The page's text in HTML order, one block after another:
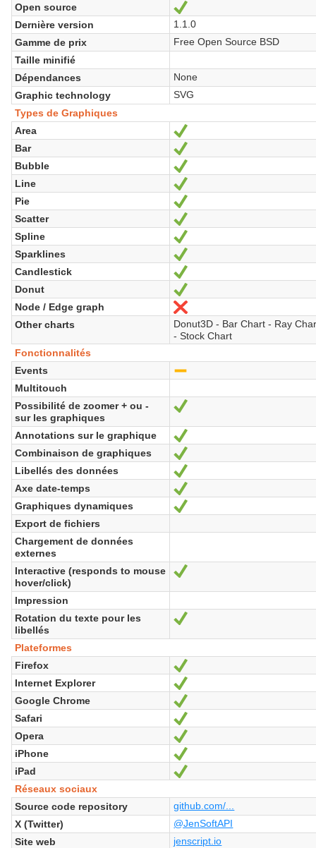
Open source
Dernière version
1.1.0
Gamme de prix
Free Open Source BSD
Taille minifié
Dépendances
None
Graphic technology
SVG
Types de Graphiques
Area
Oui
Bar
Bubble
Oui
Line
Pie
Oui
Scatter
Spline
Oui
Sparklines
Candlestick
Oui
Donut
Node / Edge graph
Non
Other charts
Donut3D - Bar Chart - Ray
- Stock Chart
Fonctionnalités
Events
Multitouch
Possibilité de zoomer + ou -
sur les graphiques
Annotations sur le graphique
Oui
Combinaison de graphiques
Libellés des données
Oui
Axe date-temps
Graphiques dynamiques
Oui
Export de fichiers
Chargement de données
externes
Interactive (responds to mouse
hover/click)
Impression
Rotation du texte pour les
libellés
Plateformes
Firefox
Internet Explorer
Oui
Google Chrome
Safari
Oui
Opera
iPhone
Oui
iPad
Réseaux sociaux
Source code repository
github.com/...
X (Twitter)
@JenSoftAPI
Site web
jenscript.io